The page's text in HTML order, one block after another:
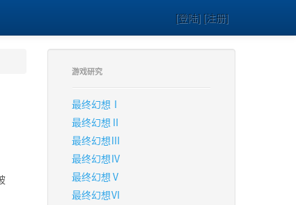
[登陆] [注册]
游戏研究
最终幻想Ⅰ
最终幻想Ⅱ
最终幻想Ⅲ
最终幻想Ⅳ
最终幻想Ⅴ
最终幻想Ⅵ